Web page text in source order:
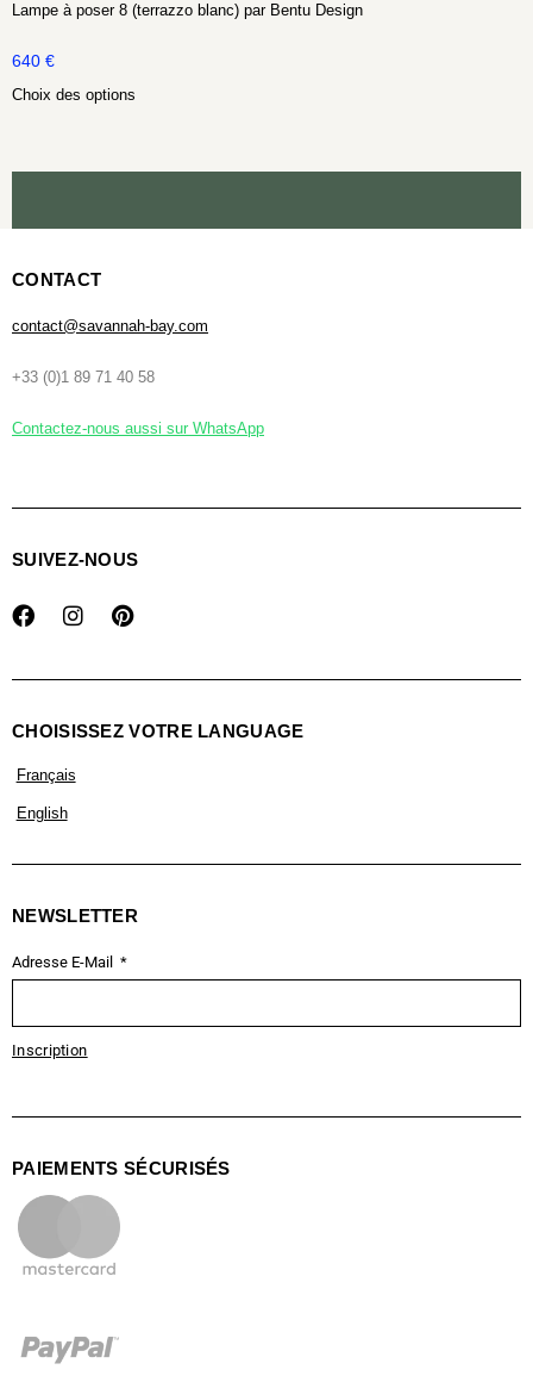
Lampe à poser 8 (terrazzo blanc) par Bentu Design
640 €
Choix des options
CONTACT
contact@savannah-bay.com
+33 (0)1 89 71 40 58
Contactez-nous aussi sur WhatsApp
SUIVEZ-NOUS
CHOISISSEZ VOTRE LANGUAGE
Français
English
NEWSLETTER
Adresse E-Mail
Inscription
PAIEMENTS SÉCURISÉS